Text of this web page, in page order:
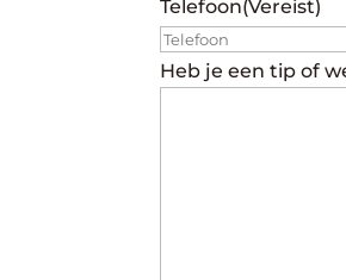
Telefoon(Vereist)
Heb je een tip of